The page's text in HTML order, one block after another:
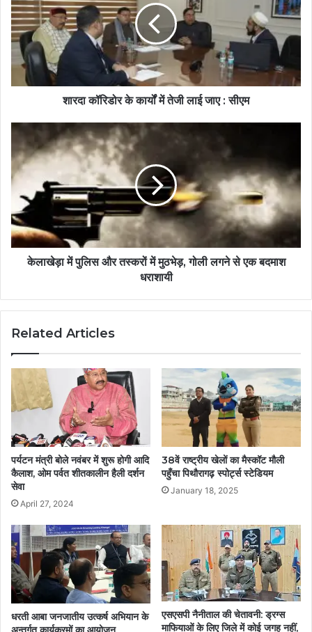
शारदा कॉरिडोर के कार्यों में तेजी लाई जाए : सीएम
केलाखेड़ा में पुलिस और तस्करों में मुठभेड़, गोली लगने से एक बदमाश
धराशायी
Related Articles
पर्यटन मंत्री बोले नवंबर में शुरू होगी आदि
कैलाश, ओम पर्वत शीतकालीन हैली दर्शन
सेवा
April 27, 2024
38वें राष्ट्रीय खेलों का मैस्कॉट मौली
पहुँचा पिथौरागढ़ स्पोर्ट्स स्टेडियम
January 18, 2025
धरती आबा जनजातीय उत्कर्ष अभियान के
एसएसपी नैनीताल की चेतावनी: ड्रग्स
माफियाओं के लिए जिले में कोई जगह नहीं,